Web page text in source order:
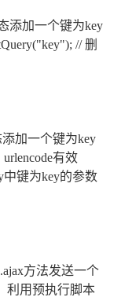
添加一个键为key
// 删
添加一个键为key
有效
中键为key的参数
方法发送一个
利用预执行脚本